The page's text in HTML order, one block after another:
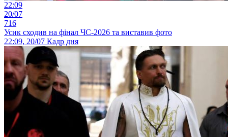
22:09
20/07
716
Усик сходив на фінал ЧС-2026 та виставив фото
22:09, 20/07 Кадр дня